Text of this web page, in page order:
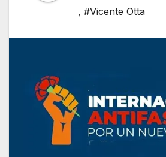
, #Vicente Otta